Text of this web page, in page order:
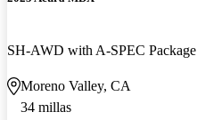
SH-AWD with A-SPEC Package
Moreno Valley, CA
34 millas